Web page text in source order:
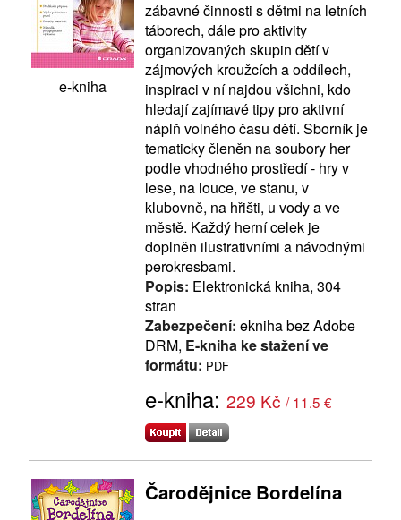
e-kniha
zábavné činnosti s dětmi na letních
táborech, dále pro aktivity
organizovaných skupin dětí v
zájmových kroužcích a oddílech,
inspiraci v ní najdou všichni, kdo
hledají zajímavé tipy pro aktivní
náplň volného času dětí. Sborník je
tematicky členěn na soubory her
podle vhodného prostředí - hry v
lese, na louce, ve stanu, v
klubovně, na hřišti, u vody a ve
městě. Každý herní celek je
doplněn ilustrativními a návodnými
perokresbami.
Popis: Elektronická kniha, 304
stran
Zabezpečení: ekniha bez Adobe
DRM, E-kniha ke stažení ve
formátu: PDF
e-kniha: 229 Kč / 11.5 €
Čarodějnice Bordelína